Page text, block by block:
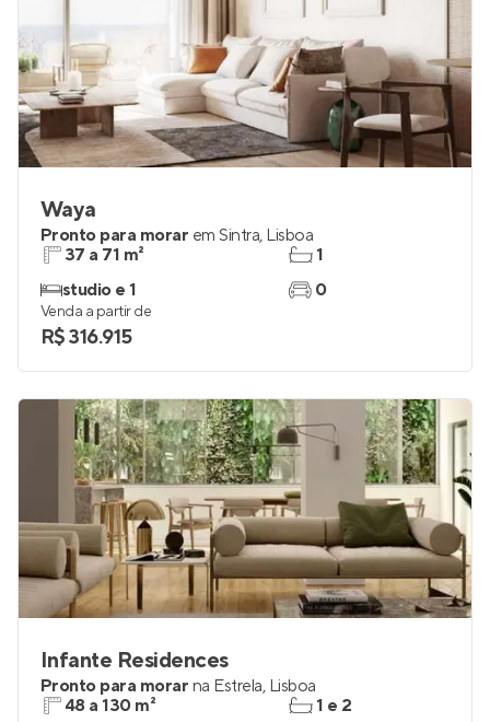
Waya
Pronto para morar em Sintra, Lisboa
37 a 71 m²
studio e 1
1
0
Venda a partir de
R$ 316.915
Infante Residences
Pronto para morar na Estrela, Lisboa
48 a 130 m²
1 e 2